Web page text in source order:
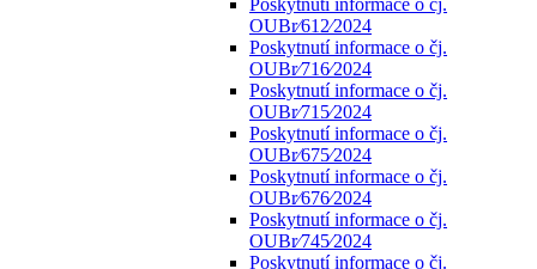
Poskytnutí informace o čj.
OUBr⁄612⁄2024
Poskytnutí informace o čj.
OUBr⁄716⁄2024
Poskytnutí informace o čj.
OUBr⁄715⁄2024
Poskytnutí informace o čj.
OUBr⁄675⁄2024
Poskytnutí informace o čj.
OUBr⁄676⁄2024
Poskytnutí informace o čj.
OUBr⁄745⁄2024
Poskytnutí informace o čj.